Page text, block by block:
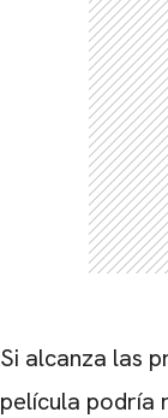
Si alcanza las
película podría